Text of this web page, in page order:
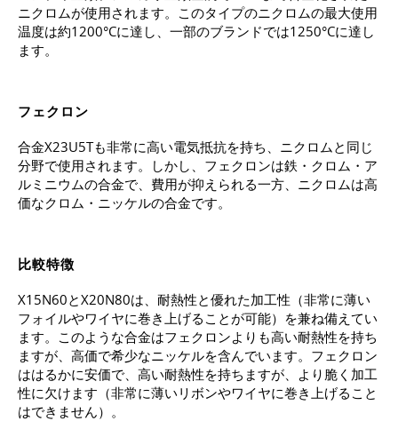
ニクロムが使用されます。このタイプのニクロムの最大使用
温度は約1200°Cに達し、一部のブランドでは1250°Cに達し
ます。
フェクロン
合金X23U5Tも非常に高い電気抵抗を持ち、ニクロムと同じ
分野で使用されます。しかし、フェクロンは鉄・クロム・ア
ルミニウムの合金で、費用が抑えられる一方、ニクロムは高
価なクロム・ニッケルの合金です。
比較特徴
X15N60とX20N80は、耐熱性と優れた加工性（非常に薄い
フォイルやワイヤに巻き上げることが可能）を兼ね備えてい
ます。このような合金はフェクロンよりも高い耐熱性を持ち
ますが、高価で希少なニッケルを含んでいます。フェクロン
ははるかに安価で、高い耐熱性を持ちますが、より脆く加工
性に欠けます（非常に薄いリボンやワイヤに巻き上げること
はできません）。